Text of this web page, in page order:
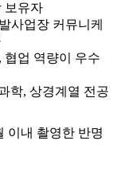
보유자
사업장 커뮤니케
협업 역량이 우수
학, 상경계열 전공
이내 촬영한 반명
명서